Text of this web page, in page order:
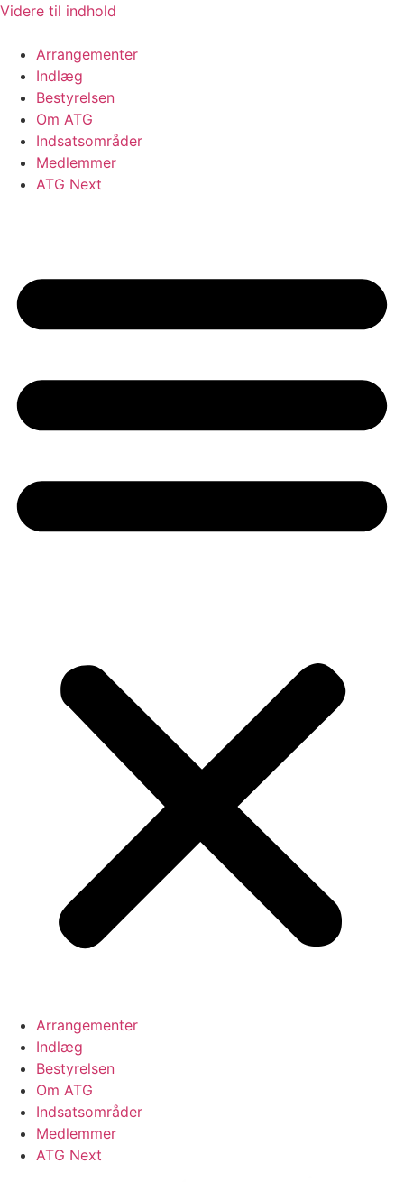
Videre til indhold
Arrangementer
Indlæg
Bestyrelsen
Om ATG
Indsatsområder
Medlemmer
ATG Next
Arrangementer
Indlæg
Bestyrelsen
Om ATG
Indsatsområder
Medlemmer
ATG Next